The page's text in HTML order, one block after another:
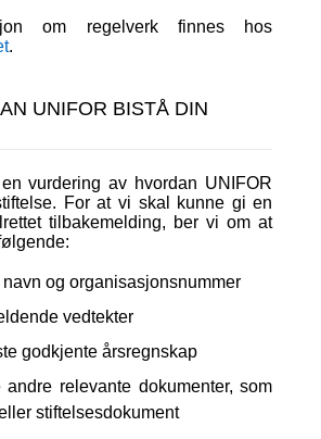
om regelverk finnes hos
.
UNIFOR BISTÅ DIN
vurdering av hvordan UNIFOR
For at vi skal kunne gi en
tilbakemelding, ber vi om at
og organisasjonsnummer
vedtekter
godkjente årsregnskap
andre relevante dokumenter, som
stiftelsesdokument